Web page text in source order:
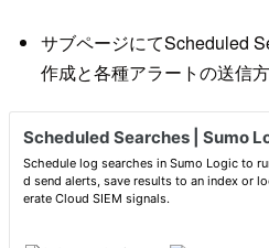
サブページにてScheduled
作成と各種アラートの送信